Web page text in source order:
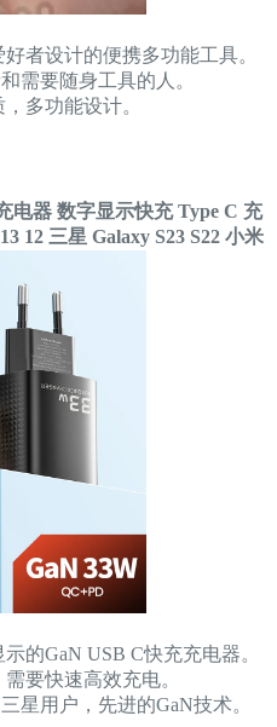
者设计的便携多功能工具。
需要随身工具的人。
多功能设计。
电器 数字显示快充 Type C 充
12 三星 Galaxy S23 S22 小米
的GaN USB C快充充电器。
要快速高效充电。
星用户，先进的GaN技术。